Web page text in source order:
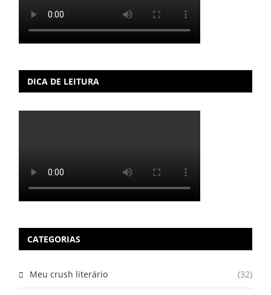
DICA DE LEITURA
CATEGORIAS
Meu crush literário (32)